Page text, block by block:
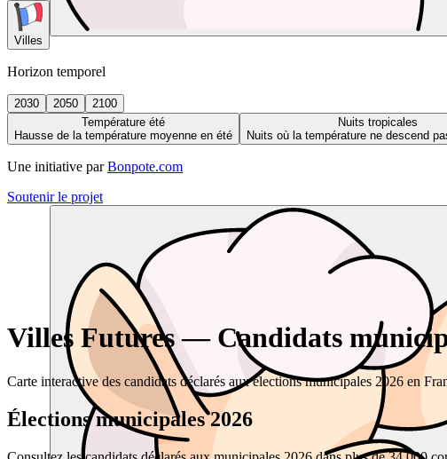
Villes
Horizon temporel
2030 2050
2100
Température été
Hausse de la température moyenne en été
Nuits tropicales
Nuits où la température ne descend
Une initiative par Bonpote.com
Soutenir le projet
Villes Futures — Candidats
Carte interactive des candidats déclarés aux élections municipales 2026 en
Élections municipales 2026